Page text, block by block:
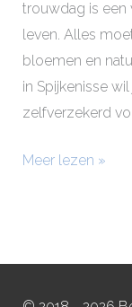
trouwdag is een
leven. Alles
bloemen en
in Spijkenisse
zelfverzekerd
Meer lezen »